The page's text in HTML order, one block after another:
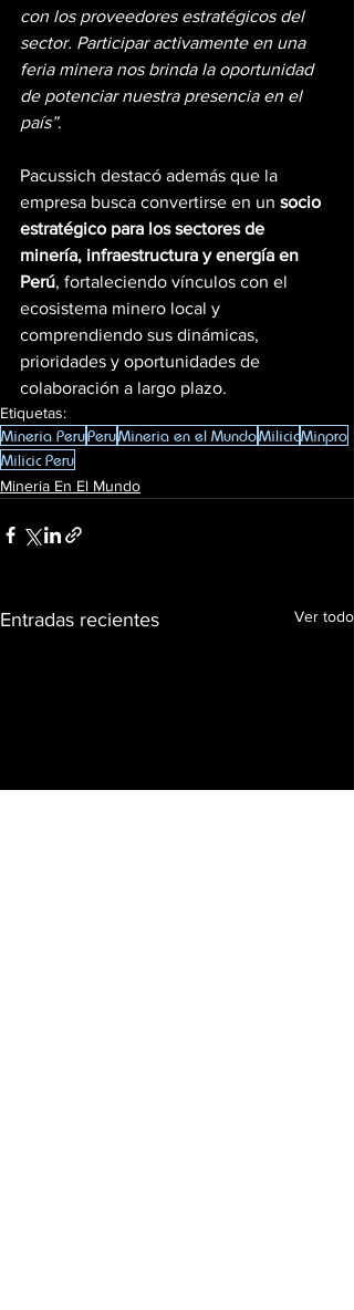
con los proveedores estratégicos del
sector. Participar activamente en una
feria minera nos brinda la oportunidad
de potenciar nuestra presencia en el
país”.
Pacussich destacó además que la
empresa busca convertirse en un socio
estratégico para los sectores de
minería, infraestructura y energía en
Perú, fortaleciendo vínculos con el
ecosistema minero local y
comprendiendo sus dinámicas,
prioridades y oportunidades de
colaboración a largo plazo.
Etiquetas:
Mineria PeruPeruMineria en el MundoMilicicMinpro
Milicic Peru
Mineria En El Mundo
Entradas recientes Ver todo